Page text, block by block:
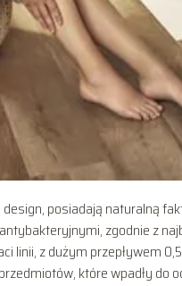
posiadają naturalną
zgodnie z
linii, z dużym przepływem
które wpadły do